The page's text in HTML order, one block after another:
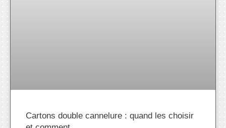
Cartons double cannelure : quand les choisir